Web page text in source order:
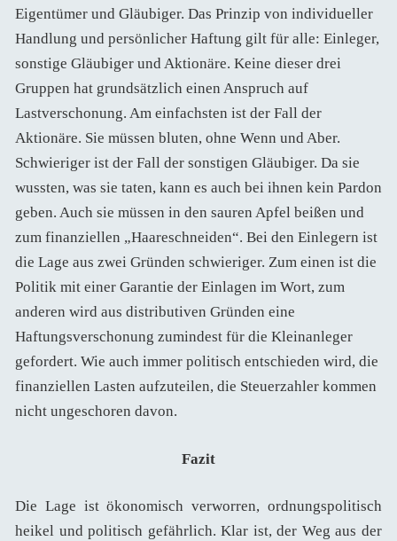
Eigentümer und Gläubiger. Das Prinzip von individueller
Handlung und persönlicher Haftung gilt für alle: Einleger,
sonstige Gläubiger und Aktionäre. Keine dieser drei
Gruppen hat grundsätzlich einen Anspruch auf
Lastverschonung. Am einfachsten ist der Fall der
Aktionäre. Sie müssen bluten, ohne Wenn und Aber.
Schwieriger ist der Fall der sonstigen Gläubiger. Da sie
wussten, was sie taten, kann es auch bei ihnen kein Pardon
geben. Auch sie müssen in den sauren Apfel beißen und
zum finanziellen „Haareschneiden“. Bei den Einlegern ist
die Lage aus zwei Gründen schwieriger. Zum einen ist die
Politik mit einer Garantie der Einlagen im Wort, zum
anderen wird aus distributiven Gründen eine
Haftungsverschonung zumindest für die Kleinanleger
gefordert. Wie auch immer politisch entschieden wird, die
finanziellen Lasten aufzuteilen, die Steuerzahler kommen
nicht ungeschoren davon.
Fazit
Die Lage ist ökonomisch verworren, ordnungspolitisch
heikel und politisch gefährlich. Klar ist, der Weg aus der